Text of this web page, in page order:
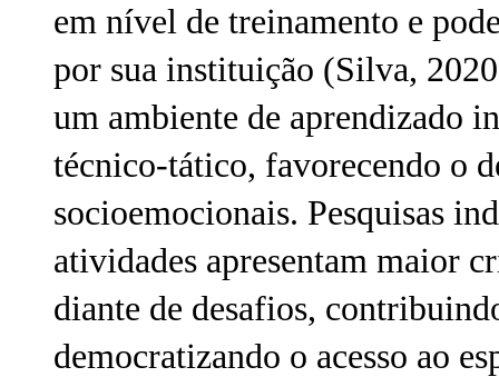
em nível de treinamento e
por sua instituição (Silva,
um ambiente de aprendizado
técnico-tático, favorecendo o
socioemocionais. Pesquisas
atividades apresentam maior
diante de desafios,
democratizando o acesso ao